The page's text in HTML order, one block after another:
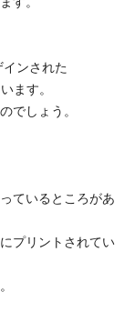
ンされた
ます。
でしょう。
ているところがあ
プリントされてい